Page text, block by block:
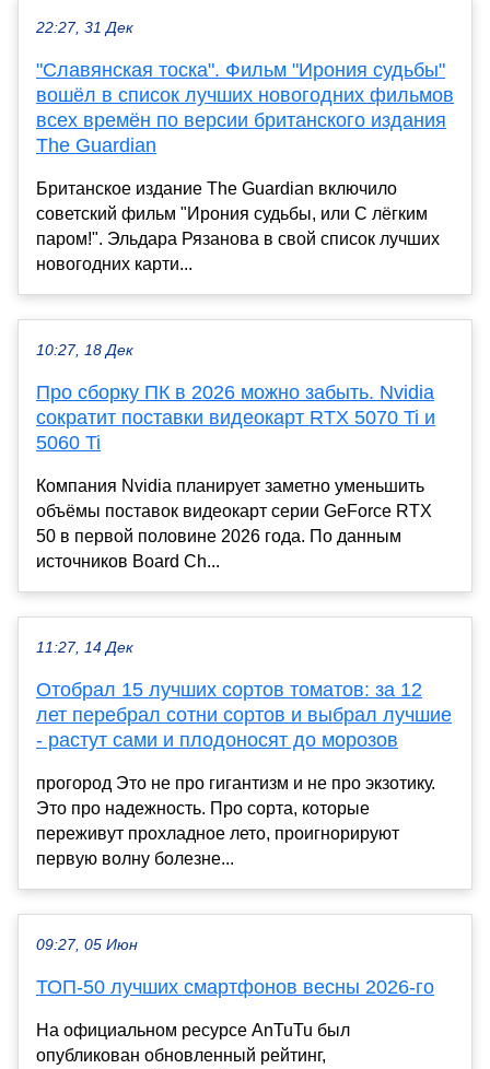
22:27, 31 Дек
"Славянская тоска". Фильм "Ирония судьбы"
вошёл в список лучших новогодних фильмов
всех времён по версии британского издания
The Guardian
Британское издание The Guardian включило
советский фильм "Ирония судьбы, или С лёгким
паром!". Эльдара Рязанова в свой список лучших
новогодних карти...
10:27, 18 Дек
Про сборку ПК в 2026 можно забыть. Nvidia
сократит поставки видеокарт RTX 5070 Ti и
5060 Ti
Компания Nvidia планирует заметно уменьшить
объёмы поставок видеокарт серии GeForce RTX
50 в первой половине 2026 года. По данным
источников Board Ch...
11:27, 14 Дек
Отобрал 15 лучших сортов томатов: за 12
лет перебрал сотни сортов и выбрал лучшие
- растут сами и плодоносят до морозов
прогород Это не про гигантизм и не про экзотику.
Это про надежность. Про сорта, которые
переживут прохладное лето, проигнорируют
первую волну болезне...
09:27, 05 Июн
ТОП-50 лучших смартфонов весны 2026-го
На официальном ресурсе AnTuTu был
опубликован обновленный рейтинг,